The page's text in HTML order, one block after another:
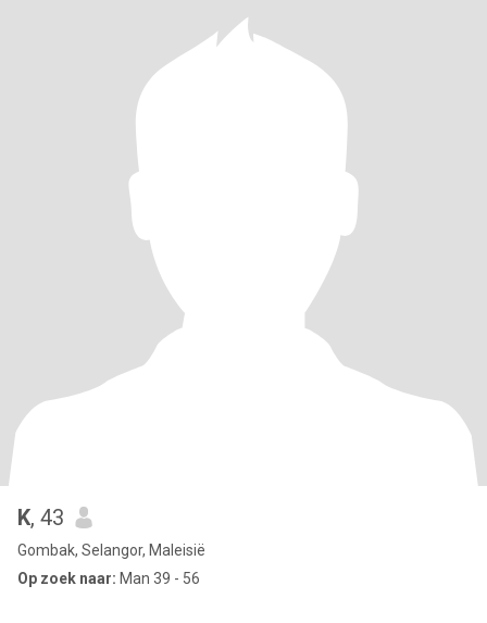
K, 43
Gombak, Selangor, Maleisië
Op zoek naar: Man 39 - 56